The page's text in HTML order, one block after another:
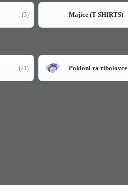
(3) Majice (T-SHIRTS)
(21) Pokloni za ribolovce